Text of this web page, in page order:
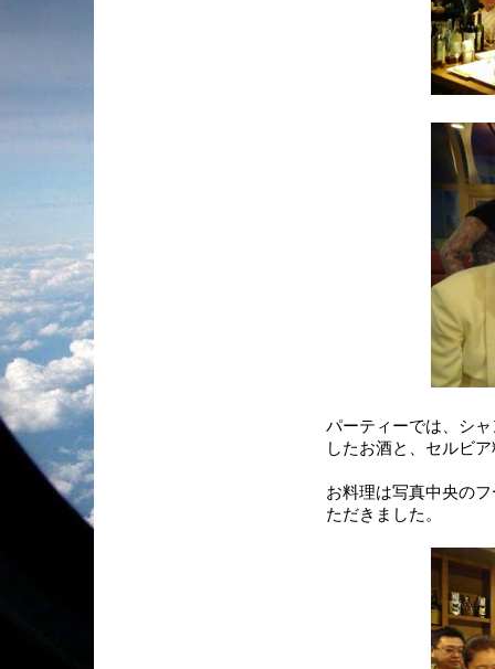
パーティーでは、シ
したお酒と、セルビ
お料理は写真中央の
ただきました。